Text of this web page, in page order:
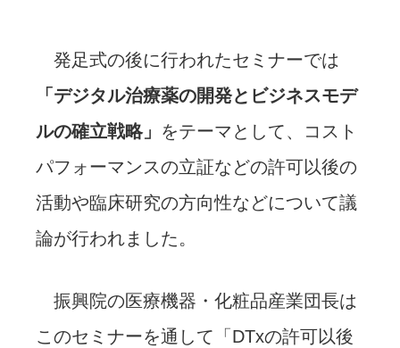
発足式の後に行われたセミナーでは
「デジタル治療薬の開発とビジネスモデ
ルの確立戦略」 をテーマとして、コスト
パフォーマンスの立証などの許可以後の
活動や臨床研究の方向性などについて議
論が行われました。
振興院の医療機器・化粧品産業団長は
このセミナーを通して「DTxの許可以後